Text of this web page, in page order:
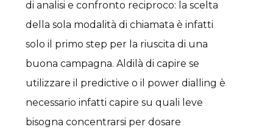
di analisi e confronto reciproco: la scelta
della sola modalità di chiamata è infatti
solo il primo step per la riuscita di una
buona campagna. Aldilà di capire se
utilizzare il predictive o il power dialling è
necessario infatti capire su quali leve
bisogna concentrarsi per dosare